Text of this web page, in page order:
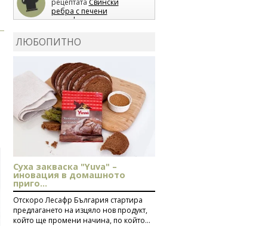
рецептата Свински
ребра с печени
картофи
лимон
коментира рецептата
Киноа със зеленчуци
ЛЮБОПИТНО
Суха закваска "Yuva" –
иновация в домашното
приго...
Отскоро Лесафр България стартира
предлагането на изцяло нов продукт,
който ще промени начина, по който...